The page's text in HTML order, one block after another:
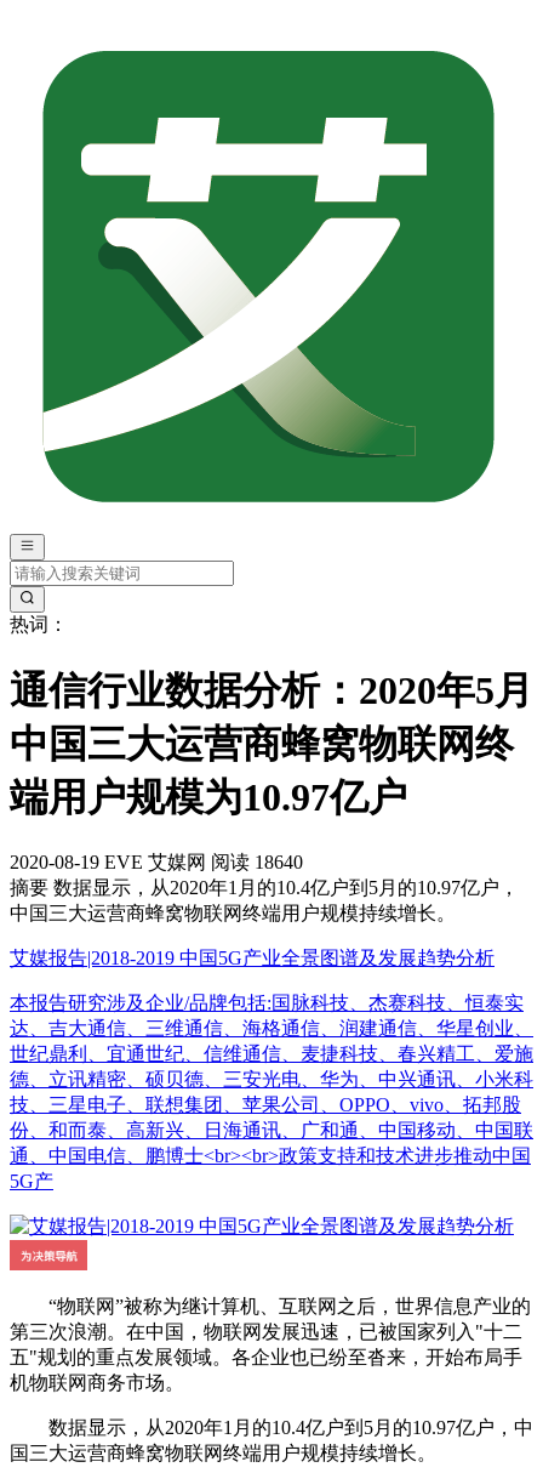
热词：
通信行业数据分析：2020年5月
中国三大运营商蜂窝物联网终
端用户规模为10.97亿户
2020-08-19 EVE 艾媒网 阅读 18640
摘要 数据显示，从2020年1月的10.4亿户到5月的10.97亿户，
中国三大运营商蜂窝物联网终端用户规模持续增长。
艾媒报告|2018-2019 中国5G产业全景图谱及发展趋势分析
本报告研究涉及企业/品牌包括:国脉科技、杰赛科技、恒泰实
达、吉大通信、三维通信、海格通信、润建通信、华星创业、
世纪鼎利、宜通世纪、信维通信、麦捷科技、春兴精工、爱施
德、立讯精密、硕贝德、三安光电、华为、中兴通讯、小米科
技、三星电子、联想集团、苹果公司、OPPO、vivo、拓邦股
份、和而泰、高新兴、日海通讯、广和通、中国移动、中国联
通、中国电信、鹏博士<br><br>政策支持和技术进步推动中国
5G产
“物联网”被称为继计算机、互联网之后，世界信息产业的
第三次浪潮。在中国，物联网发展迅速，已被国家列入"十二
五"规划的重点发展领域。各企业也已纷至沓来，开始布局手
机物联网商务市场。
数据显示，从2020年1月的10.4亿户到5月的10.97亿户，中
国三大运营商蜂窝物联网终端用户规模持续增长。